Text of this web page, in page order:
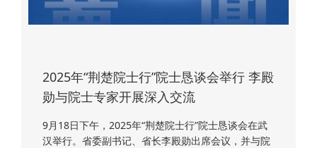
2025年“荆楚院士行”院士恳谈会举行 李殿
勋与院士专家开展深入交流
9月18日下午，2025年“荆楚院士行”院士恳谈会在武
汉举行。省委副书记、省长李殿勋出席会议，并与院